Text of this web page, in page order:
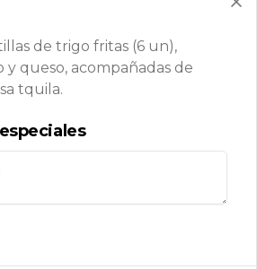
de trigo fritas (6 un),
queso, acompañadas de
tquila.